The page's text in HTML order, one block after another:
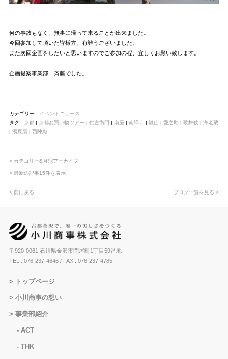
何の事故もなく、無事に帰って来ることが出来ました。
今回参加して頂いた皆様方、有難うございました。
また次回企画をしたいと思いますのでご参加の程、宜しくお願い致します。
企画提案事業部 斉藤でした。
カテゴリー : イベントニュース
タグ : 京都| 京都お買い物ツアー | 仁左衛門 | 南座 | 南禅寺| 嵐山 | 愛之助 | 歌舞伎 | 海老蔵
| 湯豆腐| 西陣織
> カテゴリー&月別アーカイブ
> 最新の記事15件を表示
< 前に戻る ブログ一覧を見る >
〒920-0061 石川県金沢市問屋町1丁目59番地
TEL : 076-237-4646/ FAX : 076-237-4785
トップページ
小川商事の想い
事業部紹介
ACT
THK